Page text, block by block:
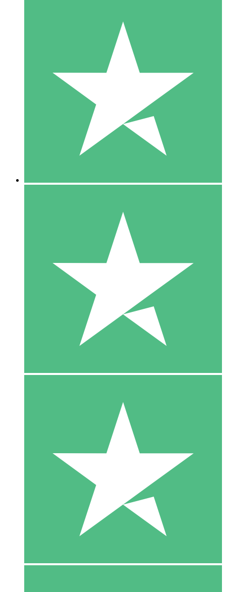
Individuelle Credit-Pakete
Zahlen Sie nach Bedarf mit Download-Credits. Keine
monatliche Verpflichtung erforderlich.
10 00
10 Downloads
20 00